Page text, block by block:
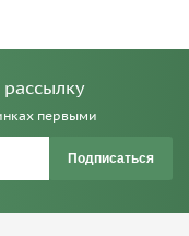
первыми
Подписаться